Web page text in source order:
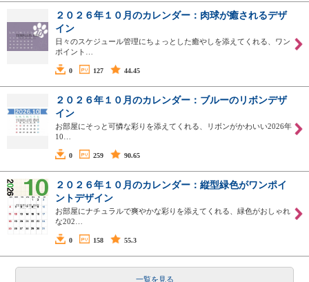
２０２６年１０月のカレンダー：肉球が癒されるデザ
イン
日々のスケジュール管理にちょっとした癒やしを添えてくれる、ワン
ポイント…
0 127 44.45
２０２６年１０月のカレンダー：ブルーのリボンデザ
イン
お部屋にそっと可憐な彩りを添えてくれる、リボンがかわいい2026年
10…
0 259 90.65
２０２６年１０月のカレンダー：縦型緑色がワンポイ
ントデザイン
お部屋にナチュラルで爽やかな彩りを添えてくれる、緑色がおしゃれ
な202…
0 158 55.3
一覧を見る